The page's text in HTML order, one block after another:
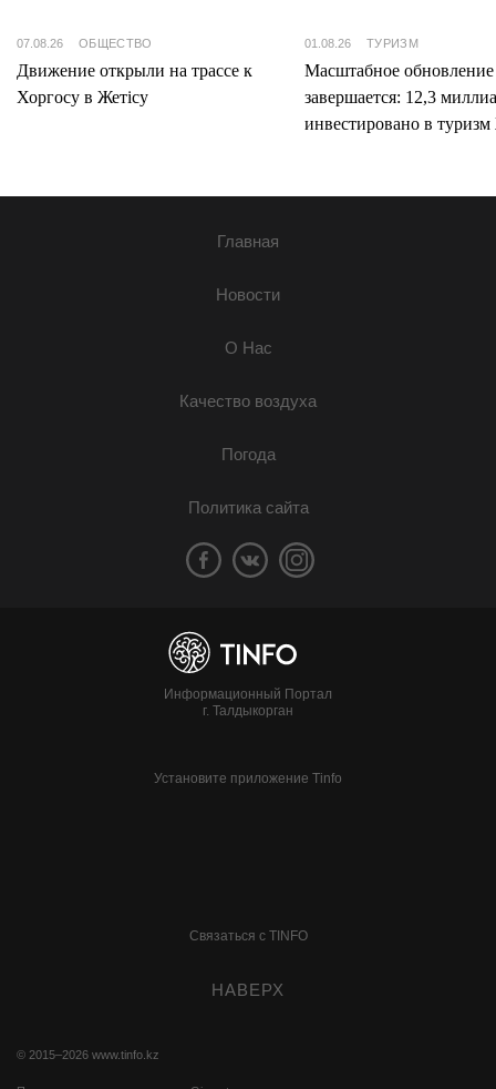
07.08.26 ОБЩЕСТВО
Движение открыли на трассе к
Хоргосу в Жетісу
01.08.26 ТУРИЗМ
Масштабное
завершается: 12,3
инвестировано в туризм
Главная
Новости
О Нас
Качество воздуха
Погода
Политика сайта
Информационный Портал
г. Талдыкорган
Установите приложение Tinfo
Связаться с TINFO
НАВЕРХ
© 2015–2026 www.tinfo.kz